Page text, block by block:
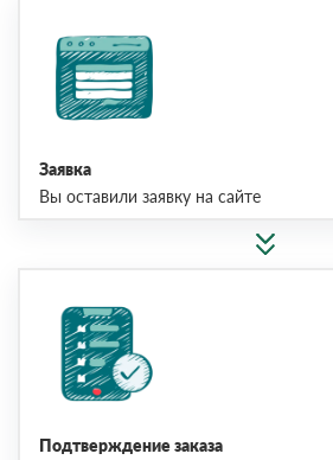
Заявка
Вы оставили заявку на сайте
Подтверждение заказа